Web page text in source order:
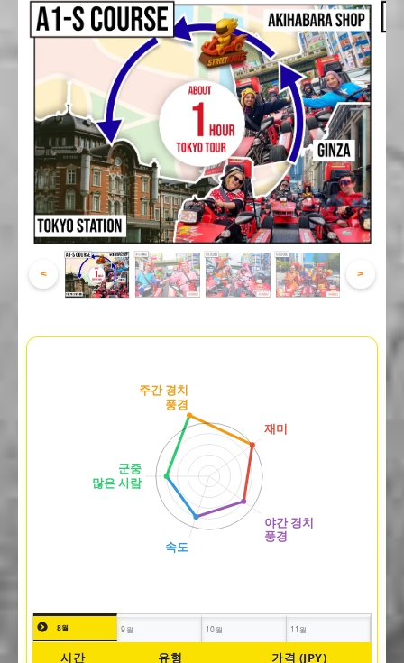
< >
8월 9월 10월 11월
시간 유형 가격 (JPY)